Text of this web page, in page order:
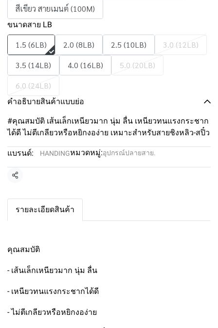
สีเขียว สายเมนต์ (100M)
ขนาดสาย LB
1.5 (6LB) 2.0 (8LB) 2.5 (10LB)
3.0 (12LB)
3.5 (14LB)
4.0 (16LB)
5.0 (20LB)
6.0 (24LB)
คำอธิบายสินค้าแบบย่อ
#คุณสมบัติ เส้นเล็กเหนียวมาก นุ่ม ลื่น เหนียวทนแรงกระชาก
ได้ดี ไม่ตีเกลียวหรือหยิกงอง่าย เหมาะสำหรับสายชิงหลิว-สปิ๋ว
แบรนด์: HANDINGหมวดหมู่:อุปกรณ์ปลายสาย.
แชร์
รายละเอียดสินค้า
คุณสมบัติ
- เส้นเล็กเหนียวมาก นุ่ม ลื่น
- เหนียวทนแรงกระชากได้ดี
- ไม่ตีเกลียวหรือหยิกงอง่าย